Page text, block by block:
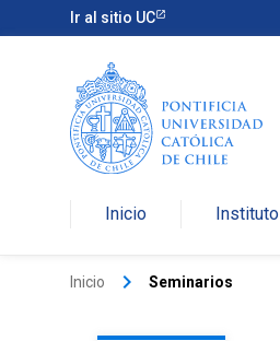
Ir al sitio UC
Inicio Instituto
Inicio keyboard_arrow_right Seminarios